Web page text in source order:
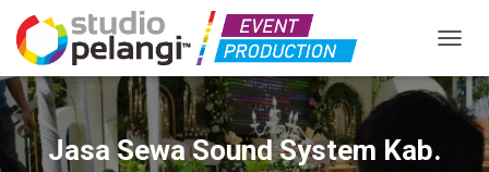
Jasa Sewa Sound System Kab.